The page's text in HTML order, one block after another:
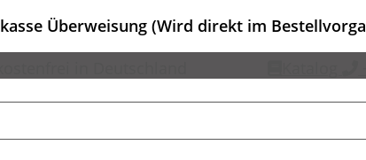
Überweisung (Wird direkt im